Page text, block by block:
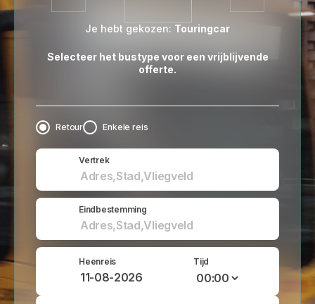
Je hebt gekozen: Touringcar
Selecteer het bustype voor een vrijblijvende
offerte.
Retour Enkele reis
Vertrek
Eindbestemming
Heenreis Tijd